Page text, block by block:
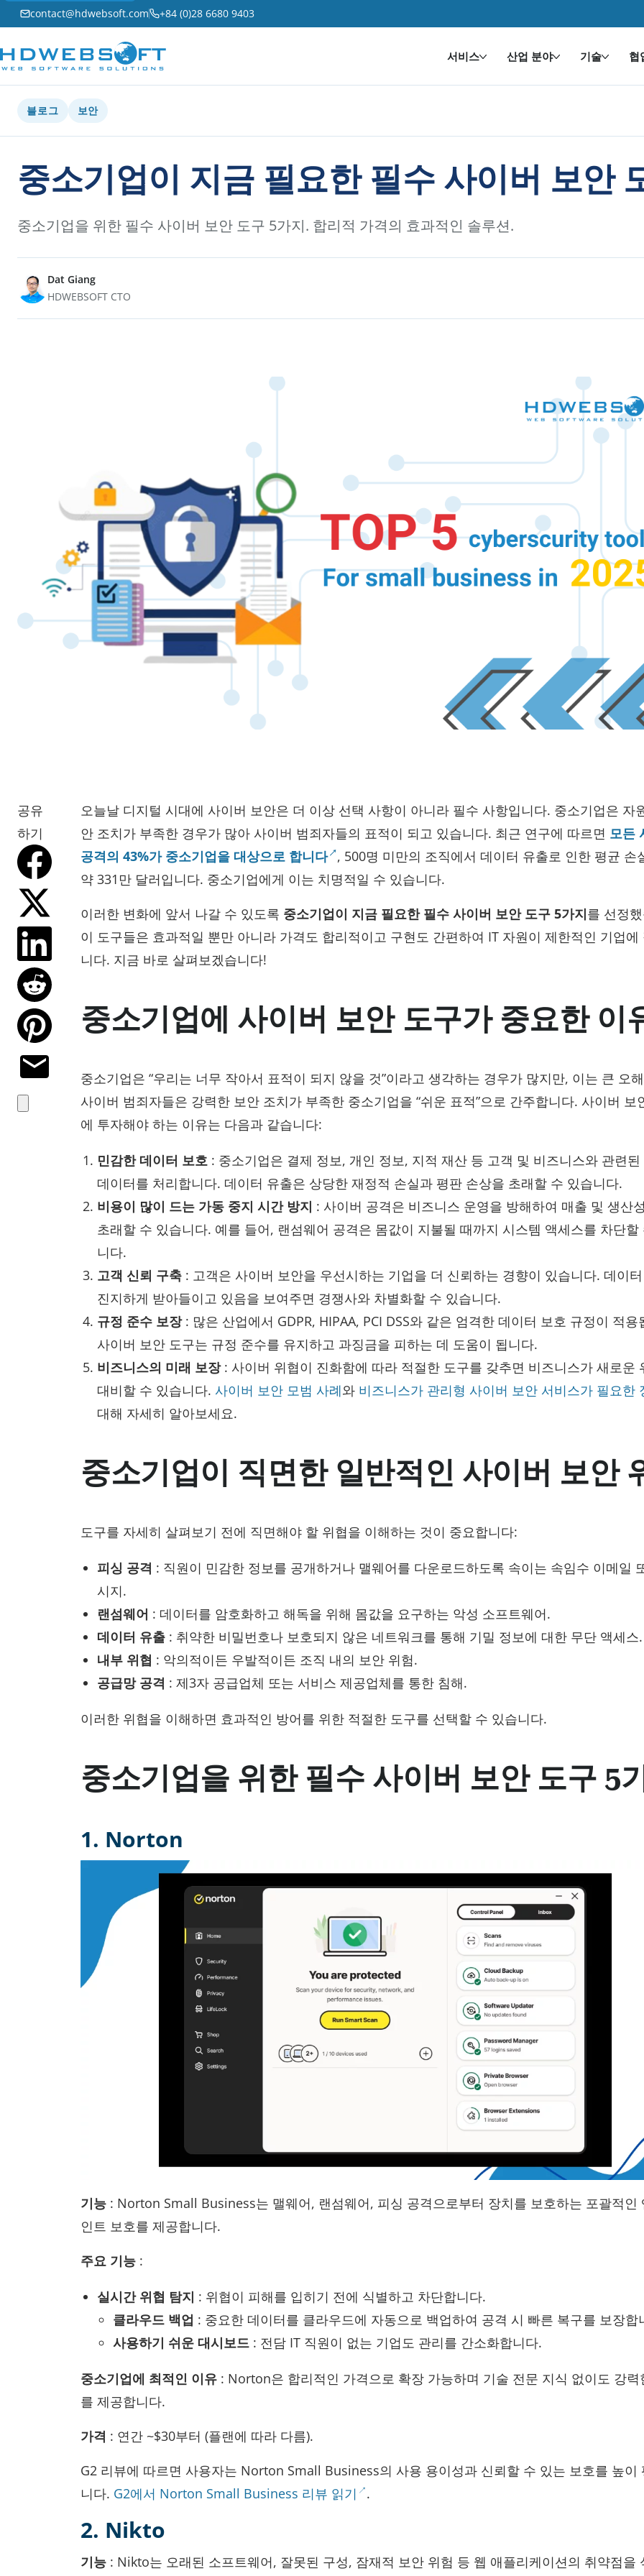
contact@hdwebsoft.com +84 (0)28 6680 9403
서비스 산업 분야 기술 협
블로그 보안
중소기업이 지금 필요한 필수 사이버 보안
중소기업을 위한 필수 사이버 보안 도구 5가지. 합리적 가격의 효과적인 솔루션.
Dat Giang
HDWEBSOFT CTO
공유
하기
오늘날 디지털 시대에 사이버 보안은 더 이상 선택 사항이 아니라 필수 사항입니다. 중소기업은 자
안 조치가 부족한 경우가 많아 사이버 범죄자들의 표적이 되고 있습니다. 최근 연구에 따르면 모든
공격의 43%가 중소기업을 대상으로 합니다 , 500명 미만의 조직에서 데이터 유출로 인한 평균 손
약 331만 달러입니다. 중소기업에게 이는 치명적일 수 있습니다.
이러한 변화에 앞서 나갈 수 있도록 중소기업이 지금 필요한 필수 사이버 보안 도구 5가지를 선정
이 도구들은 효과적일 뿐만 아니라 가격도 합리적이고 구현도 간편하여 IT 자원이 제한적인 기업에
니다. 지금 바로 살펴보겠습니다!
중소기업에 사이버 보안 도구가 중요한 이
중소기업은 “우리는 너무 작아서 표적이 되지 않을 것”이라고 생각하는 경우가 많지만, 이는 큰 오
사이버 범죄자들은 강력한 보안 조치가 부족한 중소기업을 “쉬운 표적”으로 간주합니다. 사이버 보
에 투자해야 하는 이유는 다음과 같습니다:
민감한 데이터 보호: 중소기업은 결제 정보, 개인 정보, 지적 재산 등 고객 및 비즈니스와 관련된
데이터를 처리합니다. 데이터 유출은 상당한 재정적 손실과 평판 손상을 초래할 수 있습니다.
비용이 많이 드는 가동 중지 시간 방지 : 사이버 공격은 비즈니스 운영을 방해하여 매출 및 생산
초래할 수 있습니다. 예를 들어, 랜섬웨어 공격은 몸값이 지불될 때까지 시스템 액세스를 차단할
니다.
고객 신뢰 구축: 고객은 사이버 보안을 우선시하는 기업을 더 신뢰하는 경향이 있습니다. 데이
진지하게 받아들이고 있음을 보여주면 경쟁사와 차별화할 수 있습니다.
규정 준수 보장: 많은 산업에서 GDPR, HIPAA, PCI DSS와 같은 엄격한 데이터 보호 규정이 적용
사이버 보안 도구는 규정 준수를 유지하고 과징금을 피하는 데 도움이 됩니다.
비즈니스의 미래 보장: 사이버 위협이 진화함에 따라 적절한 도구를 갖추면 비즈니스가 새로운
대비할 수 있습니다. 사이버 보안 모범 사례와 비즈니스가 관리형 사이버 보안 서비스가 필요한
대해 자세히 알아보세요.
중소기업이 직면한 일반적인 사이버 보안
도구를 자세히 살펴보기 전에 직면해야 할 위협을 이해하는 것이 중요합니다:
피싱 공격 : 직원이 민감한 정보를 공개하거나 맬웨어를 다운로드하도록 속이는 속임수 이메일
시지.
랜섬웨어 : 데이터를 암호화하고 해독을 위해 몸값을 요구하는 악성 소프트웨어.
데이터 유출: 취약한 비밀번호나 보호되지 않은 네트워크를 통해 기밀 정보에 대한 무단 액세스.
내부 위협 : 악의적이든 우발적이든 조직 내의 보안 위험.
공급망 공격 : 제3자 공급업체 또는 서비스 제공업체를 통한 침해.
이러한 위협을 이해하면 효과적인 방어를 위한 적절한 도구를 선택할 수 있습니다.
중소기업을 위한 필수 사이버 보안 도구 5
1. Norton
기능 : Norton Small Business는 맬웨어, 랜섬웨어, 피싱 공격으로부터 장치를 보호하는 포괄적인
인트 보호를 제공합니다.
주요 기능 :
실시간 위협 탐지 : 위협이 피해를 입히기 전에 식별하고 차단합니다.
클라우드 백업 : 중요한 데이터를 클라우드에 자동으로 백업하여 공격 시 빠른 복구를 보장합
사용하기 쉬운 대시보드 : 전담 IT 직원이 없는 기업도 관리를 간소화합니다.
중소기업에 최적인 이유 : Norton은 합리적인 가격으로 확장 가능하며 기술 전문 지식 없이도 강력
를 제공합니다.
가격 : 연간 ~$30부터 (플랜에 따라 다름).
G2 리뷰에 따르면 사용자는 Norton Small Business의 사용 용이성과 신뢰할 수 있는 보호를 높이
니다. G2에서 Norton Small Business 리뷰 읽기 .
2. Nikto
기능 : Nikto는 오래된 소프트웨어, 잘못된 구성, 잠재적 보안 위험 등 웹 애플리케이션의 취약점을